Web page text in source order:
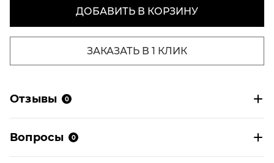
ДОБАВИТЬ В КОРЗИНУ
ЗАКАЗАТЬ В 1 КЛИК
Отзывы 0
Вопросы 0